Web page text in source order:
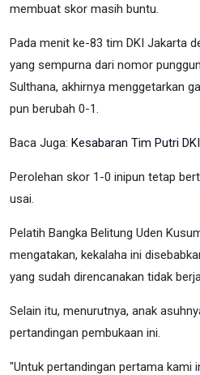
membuat skor masih buntu.
Pada menit ke-83 tim DKI Jakarta
yang sempurna dari nomor
Sulthana, akhirnya menggetarkan
pun berubah 0-1.
Baca Juga: Kesabaran Tim Putri
Perolehan skor 1-0 inipun tetap
usai.
Pelatih Bangka Belitung Uden
mengatakan, kekalaha ini
yang sudah direncanakan tidak
Selain itu, menurutnya, anak
pertandingan pembukaan ini.
"Untuk pertandingan pertama kami